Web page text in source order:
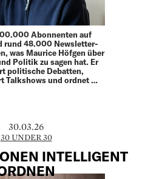
Abonnenten auf
rund 48.000 Newsletter-
was Maurice Höfgen über
Politik zu sagen hat. Er
politische Debatten,
Talkshows und ordnet …
30.03.26
30 UNDER 30
INTELLIGENT